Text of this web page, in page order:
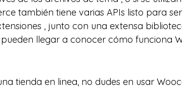
también tiene varias APIs listo para
, junto con una extensa
pueden llegar a conocer cómo funciona
tienda en linea, no dudes en usar